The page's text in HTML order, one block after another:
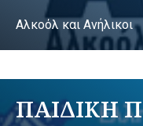
Αλκοόλ και Ανήλικοι
ΠΑΙΔΙΚΗ